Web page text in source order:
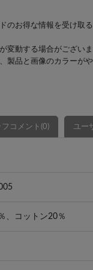
のお得な情報を受け取る
変動する場合がございま
製品と画像のカラーが
フコメント(0) ユー
、コットン20％